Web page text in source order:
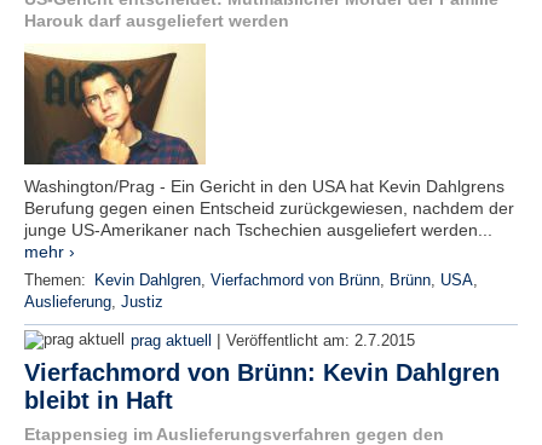
Harouk darf ausgeliefert werden
Washington/Prag - Ein Gericht in den USA hat Kevin Dahlgrens
Berufung gegen einen Entscheid zurückgewiesen, nachdem der
junge US-Amerikaner nach Tschechien ausgeliefert werden...
mehr ›
Themen: Kevin Dahlgren, Vierfachmord von Brünn, Brünn, USA,
Auslieferung, Justiz
prag aktuell | Veröffentlicht am: 2.7.2015
Vierfachmord von Brünn: Kevin Dahlgren
bleibt in Haft
Etappensieg im Auslieferungsverfahren gegen den